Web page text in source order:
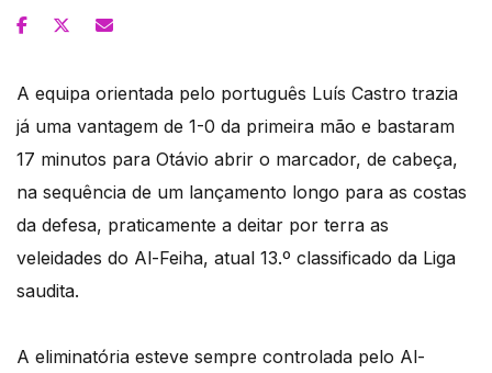
A equipa orientada pelo português Luís Castro trazia
já uma vantagem de 1-0 da primeira mão e bastaram
17 minutos para Otávio abrir o marcador, de cabeça,
na sequência de um lançamento longo para as costas
da defesa, praticamente a deitar por terra as
veleidades do Al-Feiha, atual 13.º classificado da Liga
saudita.
A eliminatória esteve sempre controlada pelo Al-